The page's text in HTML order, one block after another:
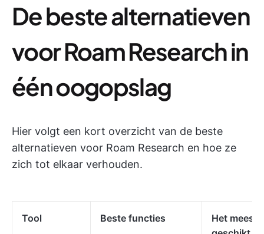
De beste alternatieven
voor Roam Research in
één oogopslag
Hier volgt een kort overzicht van de beste
alternatieven voor Roam Research en hoe ze
zich tot elkaar verhouden.
Tool Beste functies
Het meest